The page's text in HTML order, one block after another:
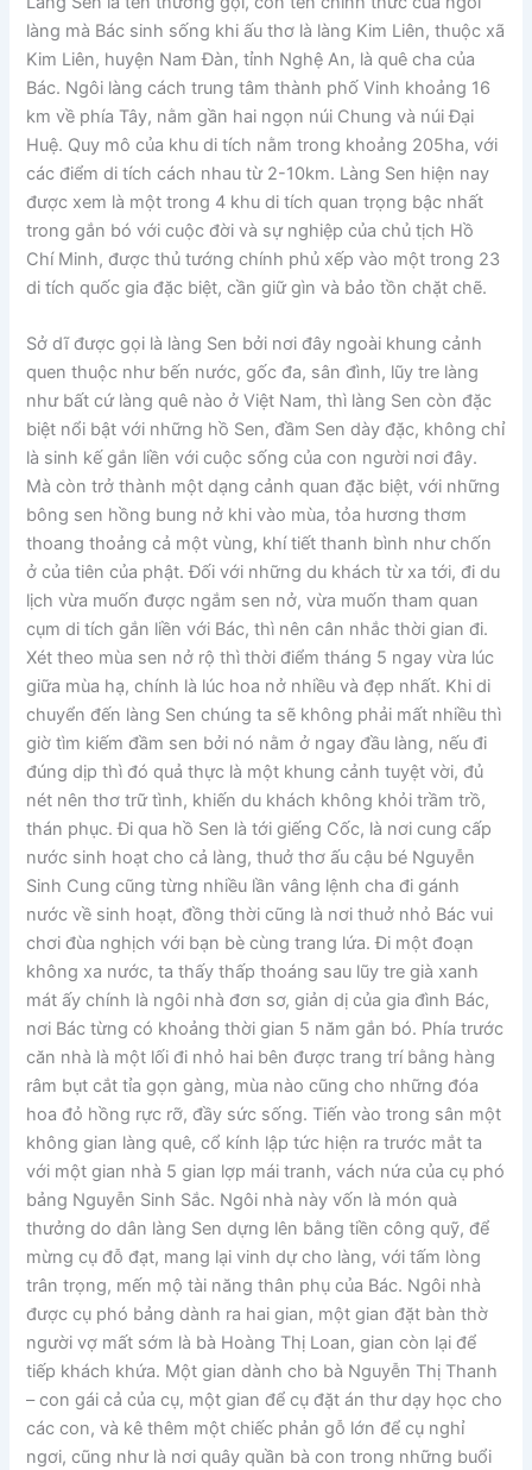
làng mà Bác sinh sống khi ấu thơ là làng Kim Liên, thuộc xã
Kim Liên, huyện Nam Đàn, tỉnh Nghệ An, là quê cha của
Bác. Ngôi làng cách trung tâm thành phố Vinh khoảng 16
km về phía Tây, nằm gần hai ngọn núi Chung và núi Đại
Huệ. Quy mô của khu di tích nằm trong khoảng 205ha, với
các điểm di tích cách nhau từ 2-10km. Làng Sen hiện nay
được xem là một trong 4 khu di tích quan trọng bậc nhất
trong gắn bó với cuộc đời và sự nghiệp của chủ tịch Hồ
Chí Minh, được thủ tướng chính phủ xếp vào một trong 23
di tích quốc gia đặc biệt, cần giữ gìn và bảo tồn chặt chẽ.
Sở dĩ được gọi là làng Sen bởi nơi đây ngoài khung cảnh
quen thuộc như bến nước, gốc đa, sân đình, lũy tre làng
như bất cứ làng quê nào ở Việt Nam, thì làng Sen còn đặc
biệt nổi bật với những hồ Sen, đầm Sen dày đặc, không chỉ
là sinh kế gắn liền với cuộc sống của con người nơi đây.
Mà còn trở thành một dạng cảnh quan đặc biệt, với những
bông sen hồng bung nở khi vào mùa, tỏa hương thơm
thoang thoảng cả một vùng, khí tiết thanh bình như chốn
ở của tiên của phật. Đối với những du khách từ xa tới, đi du
lịch vừa muốn được ngắm sen nở, vừa muốn tham quan
cụm di tích gắn liền với Bác, thì nên cân nhắc thời gian đi.
Xét theo mùa sen nở rộ thì thời điểm tháng 5 ngay vừa lúc
giữa mùa hạ, chính là lúc hoa nở nhiều và đẹp nhất. Khi di
chuyển đến làng Sen chúng ta sẽ không phải mất nhiều thì
giờ tìm kiếm đầm sen bởi nó nằm ở ngay đầu làng, nếu đi
đúng dịp thì đó quả thực là một khung cảnh tuyệt vời, đủ
nét nên thơ trữ tình, khiến du khách không khỏi trầm trồ,
thán phục. Đi qua hồ Sen là tới giếng Cốc, là nơi cung cấp
nước sinh hoạt cho cả làng, thuở thơ ấu cậu bé Nguyễn
Sinh Cung cũng từng nhiều lần vâng lệnh cha đi gánh
nước về sinh hoạt, đồng thời cũng là nơi thuở nhỏ Bác vui
chơi đùa nghịch với bạn bè cùng trang lứa. Đi một đoạn
không xa nước, ta thấy thấp thoáng sau lũy tre già xanh
mát ấy chính là ngôi nhà đơn sơ, giản dị của gia đình Bác,
nơi Bác từng có khoảng thời gian 5 năm gắn bó. Phía trước
căn nhà là một lối đi nhỏ hai bên được trang trí bằng hàng
râm bụt cắt tỉa gọn gàng, mùa nào cũng cho những đóa
hoa đỏ hồng rực rỡ, đầy sức sống. Tiến vào trong sân một
không gian làng quê, cổ kính lập tức hiện ra trước mắt ta
với một gian nhà 5 gian lợp mái tranh, vách nứa của cụ phó
bảng Nguyễn Sinh Sắc. Ngôi nhà này vốn là món quà
thưởng do dân làng Sen dựng lên bằng tiền công quỹ, để
mừng cụ đỗ đạt, mang lại vinh dự cho làng, với tấm lòng
trân trọng, mến mộ tài năng thân phụ của Bác. Ngôi nhà
được cụ phó bảng dành ra hai gian, một gian đặt bàn thờ
người vợ mất sớm là bà Hoàng Thị Loan, gian còn lại để
tiếp khách khứa. Một gian dành cho bà Nguyễn Thị Thanh
– con gái cả của cụ, một gian để cụ đặt án thư dạy học cho
các con, và kê thêm một chiếc phản gỗ lớn để cụ nghỉ
ngơi, cũng như là nơi quây quần bà con trong những buổi